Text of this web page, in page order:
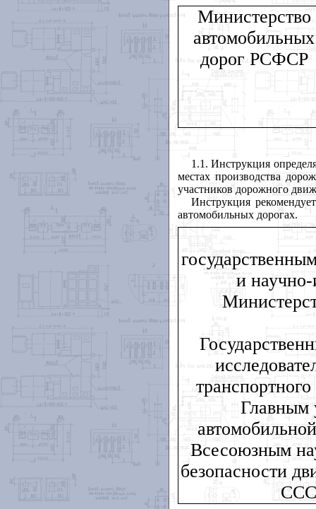
Министерство
автомобильных
дорог РСФСР
1.1. Инструкция
местах производства
участников дорожного
Инструкция
автомобильных дорогах.
и научно-
Главным
Всесоюзным
безопасности